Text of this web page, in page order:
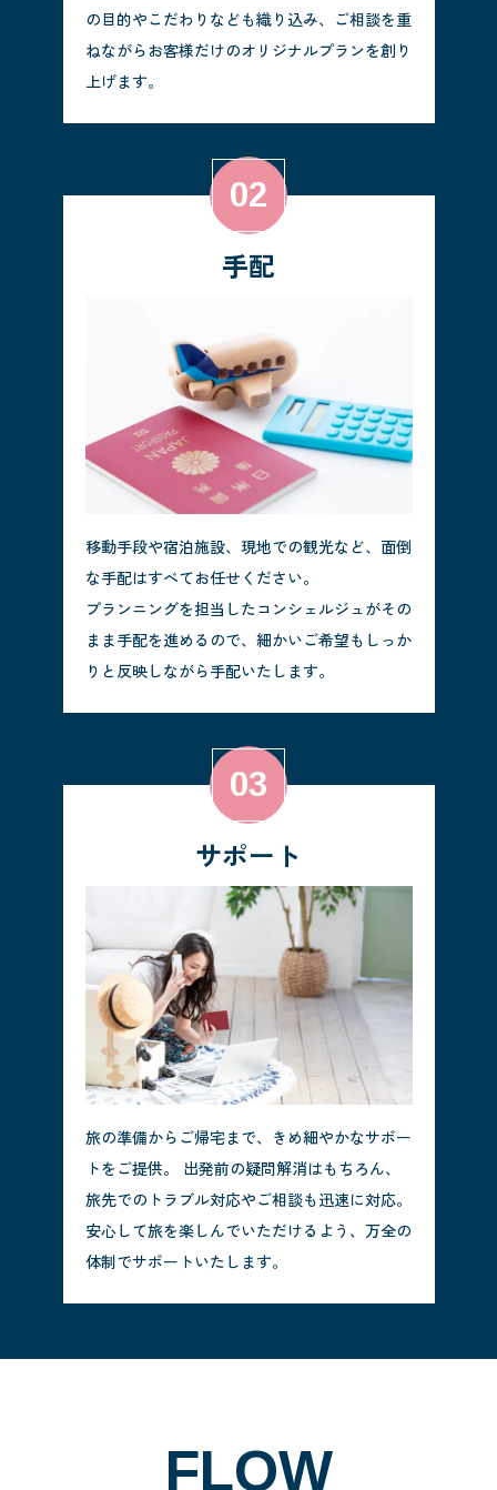
の目的やこだわりなども織り込み、ご相談を重
ねながらお客様だけのオリジナルプランを創り
上げます。
手配
移動手段や宿泊施設、現地での観光など、面倒
な手配はすべてお任せください。
プランニングを担当したコンシェルジュがその
まま手配を進めるので、細かいご希望もしっか
りと反映しながら手配いたします。
サポート
旅の準備からご帰宅まで、きめ細やかなサポー
トをご提供。 出発前の疑問解消はもちろん、
旅先でのトラブル対応やご相談も迅速に対応。
安心して旅を楽しんでいただけるよう、万全の
体制でサポートいたします。
FLOW